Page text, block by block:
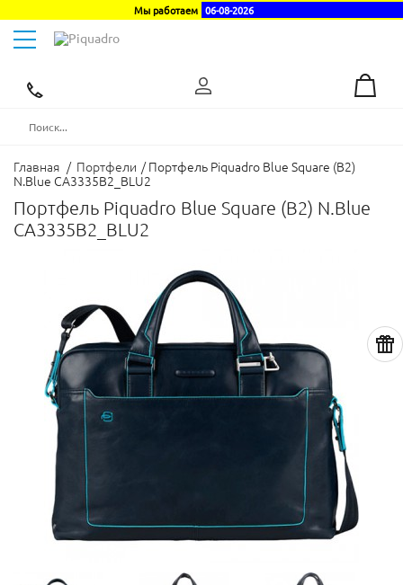
Мы работаем 06-08-2026
Toggle
navigation
Главная / Портфели / Портфель Piquadro Blue Square (B2)
N.Blue CA3335B2_BLU2
Портфель Piquadro Blue Square (B2) N.Blue
CA3335B2_BLU2